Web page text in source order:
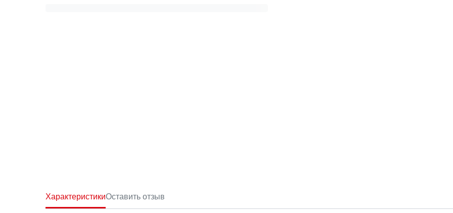
ХарактеристикиОставить отзыв